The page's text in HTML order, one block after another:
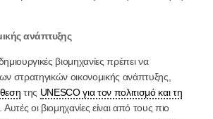
ανάπτυξης
βιομηχανίες πρέπει να
στρατηγικών οικονομικής ανάπτυξης,
της UNESCO για τον πολιτισμό και τη
. Αυτές οι βιομηχανίες είναι από τους πιο